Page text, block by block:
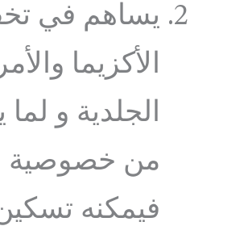
يساهم في
الأكزيما
الجلدية و لما
من خصوصية
فيمكنه